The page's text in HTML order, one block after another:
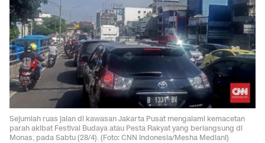
Sejumlah ruas jalan di kawasan Jakarta Pusat mengalami kemacetan
parah akibat Festival Budaya atau Pesta Rakyat yang berlangsung di
Monas, pada Sabtu (28/4). (Foto: CNN Indonesia/Mesha Mediani)